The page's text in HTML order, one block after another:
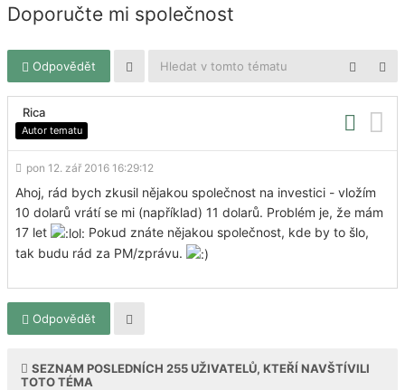
Doporučte mi společnost
Odpovědět
Rica
Autor tematu
pon 12. zář 2016 16:29:12
Ahoj, rád bych zkusil nějakou společnost na investici - vložím
10 dolarů vrátí se mi (například) 11 dolarů. Problém je, že mám
17 let
Pokud znáte nějakou společnost, kde by to šlo,
tak budu rád za PM/zprávu.
Odpovědět
SEZNAM POSLEDNÍCH 255UŽIVATELŮ, KTEŘÍ NAVŠTÍVILI
TOTO TÉMA